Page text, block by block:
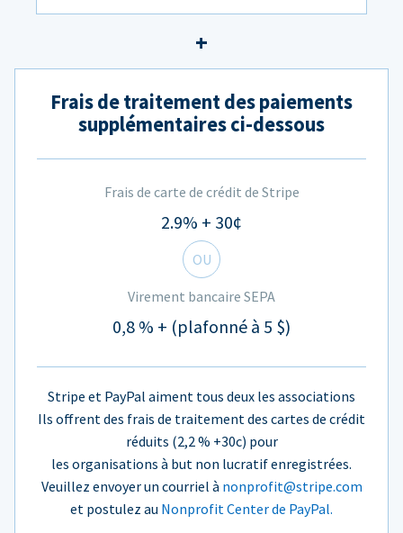
Frais de traitement des paiements
supplémentaires ci-dessous
Frais de carte de crédit de Stripe
2.9% + 30¢
OU
Virement bancaire SEPA
0,8 % + (plafonné à 5 $)
Stripe et PayPal aiment tous deux les associations
Ils offrent des frais de traitement des cartes de crédit
réduits (2,2 % +30c) pour
les organisations à but non lucratif enregistrées.
Veuillez envoyer un courriel à nonprofit@stripe.com
et postulez au Nonprofit Center de PayPal.